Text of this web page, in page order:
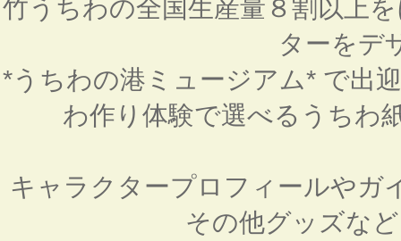
竹うちわの全国生産量８割以上
ターをデ
*うちわの港ミュージアム*で出
わ作り体験で選べるうちわ
キャラクタープロフィールや
その他グッズな